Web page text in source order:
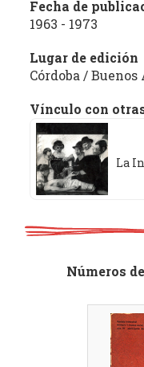
Fecha de
1963 - 1973
Lugar de edición
Córdoba /
Vínculo con
La
Números